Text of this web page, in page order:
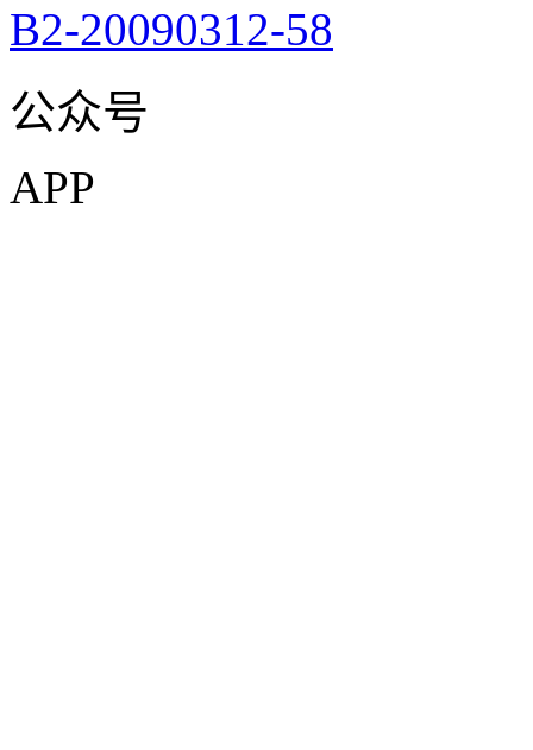
B2-20090312-58
公众号
APP